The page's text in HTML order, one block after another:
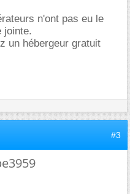
n'ont pas eu le
jointe.
un hébergeur gratuit
#3